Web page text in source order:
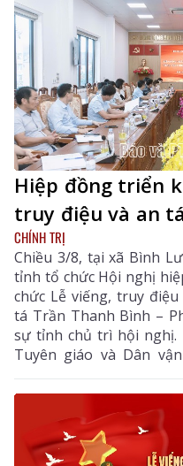
Hiệp đồng triển
truy điệu và an
CHÍNH TRỊ
Chiều 3/8, tại xã Bình
tỉnh tổ chức Hội nghị
chức Lễ viếng, truy
tá Trần Thanh Bình –
sự tỉnh chủ trì hội nghị.
Tuyên giáo và Dân
chính, Công an tỉnh
đạo UBND xã Bình Lư